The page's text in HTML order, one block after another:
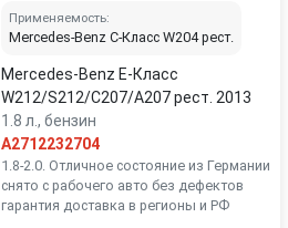
Применяемость:
Mercedes-Benz C-Класс W204 рест.
Mercedes-Benz E-Класс
W212/S212/C207/A207 рест. 2013
1.8 л., бензин
A2712232704
1.8-2.0. Отличное состояние из Германии
снято с рабочего авто без дефектов
гарантия доставка в регионы и РФ